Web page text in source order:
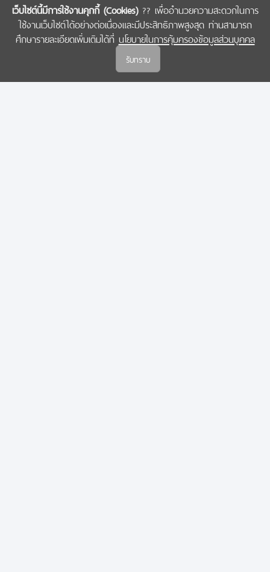
เว็บไซต์นี้มีการใช้งานคุกกี้ (Cookies)?? เพื่ออำนวยความสะดวกในการ
ใช้งานเว็บไซต์ได้อย่างต่อเนื่องและมีประสิทธิภาพสูงสุด ท่านสามารถ
ศึกษารายละเอียดเพิ่มเติมได้ที่ นโยบายในการคุ้มครองข้อมูลส่วนบุคคล
รับทราบ
COPYRIGHT © 2022 สำนักงานคณะกรรมการส่งเสริมวิทยาศาสตร์ วิจัยและนวัตกรรม
(สกสว.)
นโยบายในการคุ้มครองข้อมูลส่วนบุคคล